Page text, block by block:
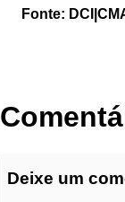
Fonte:
Deixe um